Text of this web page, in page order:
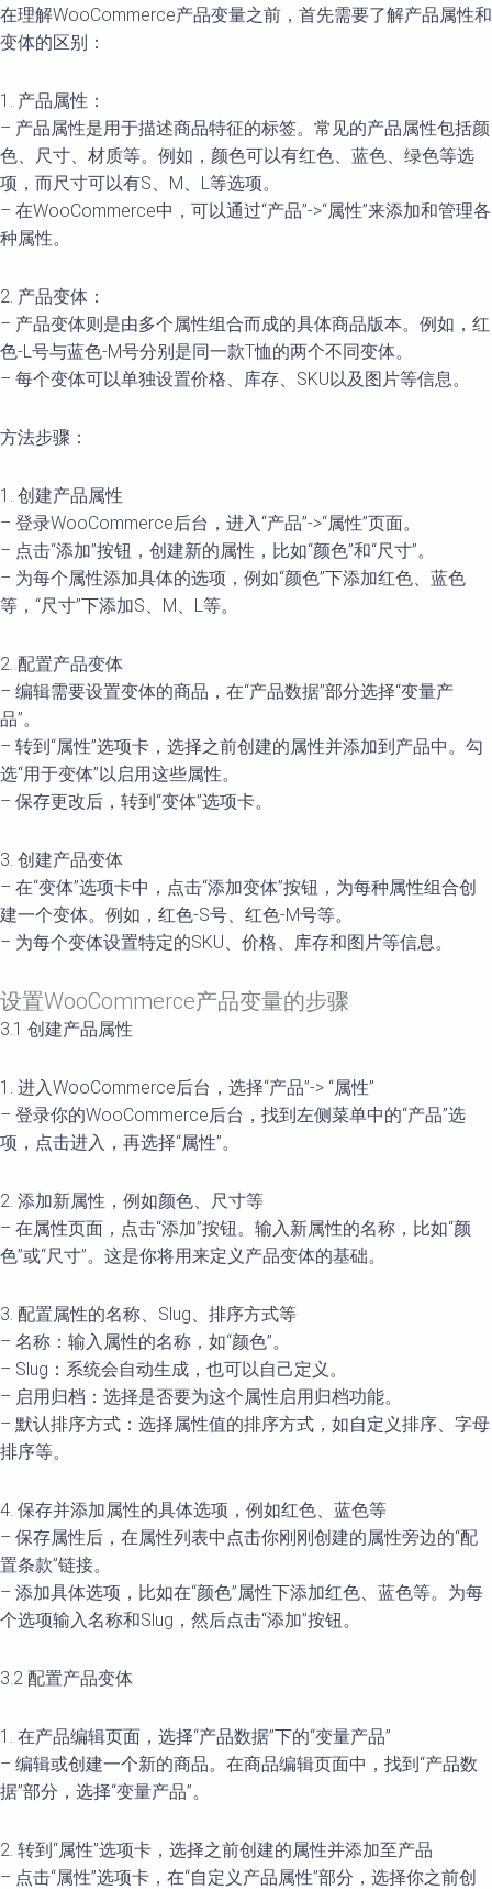
在理解WooCommerce产品变量之前，首先需要了解产品属性和
变体的区别：
1. 产品属性：
– 产品属性是用于描述商品特征的标签。常见的产品属性包括颜
色、尺寸、材质等。例如，颜色可以有红色、蓝色、绿色等选
项，而尺寸可以有S、M、L等选项。
– 在WooCommerce中，可以通过“产品”->“属性”来添加和管理各
种属性。
2. 产品变体：
– 产品变体则是由多个属性组合而成的具体商品版本。例如，红
色-L号与蓝色-M号分别是同一款T恤的两个不同变体。
– 每个变体可以单独设置价格、库存、SKU以及图片等信息。
方法步骤：
1. 创建产品属性
– 登录WooCommerce后台，进入“产品”->“属性”页面。
– 点击“添加”按钮，创建新的属性，比如“颜色”和“尺寸”。
– 为每个属性添加具体的选项，例如“颜色”下添加红色、蓝色
等，“尺寸”下添加S、M、L等。
2. 配置产品变体
– 编辑需要设置变体的商品，在“产品数据”部分选择“变量产
品”。
– 转到“属性”选项卡，选择之前创建的属性并添加到产品中。勾
选“用于变体”以启用这些属性。
– 保存更改后，转到“变体”选项卡。
3. 创建产品变体
– 在“变体”选项卡中，点击“添加变体”按钮，为每种属性组合创
建一个变体。例如，红色-S号、红色-M号等。
– 为每个变体设置特定的SKU、价格、库存和图片等信息。
设置WooCommerce产品变量的步骤
3.1 创建产品属性
1. 进入WooCommerce后台，选择“产品”-> “属性”
– 登录你的WooCommerce后台，找到左侧菜单中的“产品”选
项，点击进入，再选择“属性”。
2. 添加新属性，例如颜色、尺寸等
– 在属性页面，点击“添加”按钮。输入新属性的名称，比如“颜
色”或“尺寸”。这是你将用来定义产品变体的基础。
3. 配置属性的名称、Slug、排序方式等
– 名称：输入属性的名称，如“颜色”。
– Slug：系统会自动生成，也可以自己定义。
– 启用归档：选择是否要为这个属性启用归档功能。
– 默认排序方式：选择属性值的排序方式，如自定义排序、字母
排序等。
4. 保存并添加属性的具体选项，例如红色、蓝色等
– 保存属性后，在属性列表中点击你刚刚创建的属性旁边的“配
置条款”链接。
– 添加具体选项，比如在“颜色”属性下添加红色、蓝色等。为每
个选项输入名称和Slug，然后点击“添加”按钮。
3.2 配置产品变体
1. 在产品编辑页面，选择“产品数据”下的“变量产品”
– 编辑或创建一个新的商品。在商品编辑页面中，找到“产品数
据”部分，选择“变量产品”。
2. 转到“属性”选项卡，选择之前创建的属性并添加至产品
– 点击“属性”选项卡，在“自定义产品属性”部分，选择你之前创